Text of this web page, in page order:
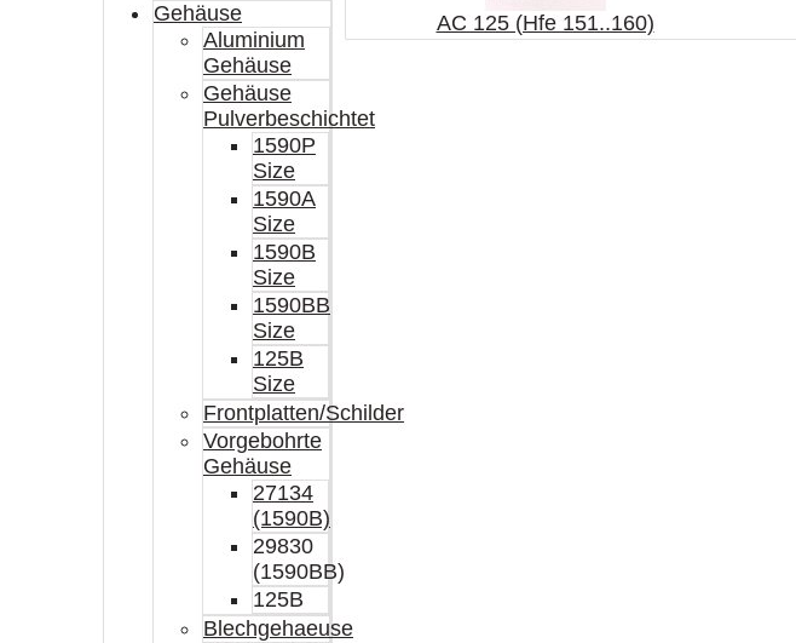
AC 125 (Hfe 151..160)
Gehäuse
Aluminium
Gehäuse
Gehäuse
Pulverbeschichtet
1590P
Size
1590A
Size
1590B
Size
1590BB
Size
125B
Size
Frontplatten/Schilder
Vorgebohrte
Gehäuse
27134
(1590B)
29830
(1590BB)
125B
Blechgehaeuse